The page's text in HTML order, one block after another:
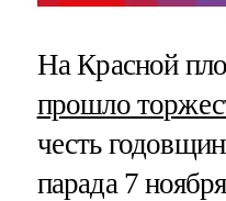
На Красной
прошло
честь
парада 7